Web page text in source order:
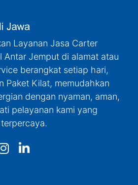
Layanan Jasa Carter
Antar Jemput di alamat atau
berangkat setiap hari,
Paket Kilat, memudahkan
dengan nyaman, aman,
pelayanan kami yang